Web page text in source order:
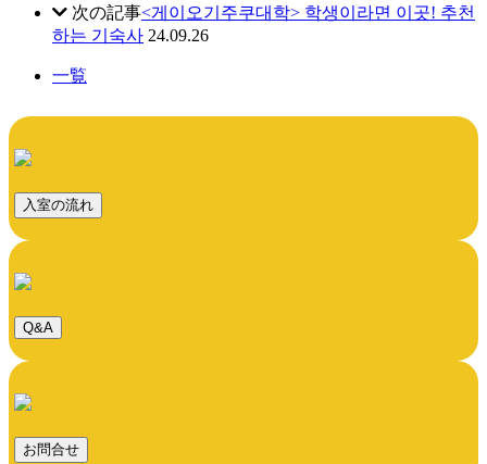
次の記事<게이오기주쿠대학> 학생이라면 이곳! 추천
하는 기숙사 24.09.26
一覧
入室の流れ
Q&A
お問合せ